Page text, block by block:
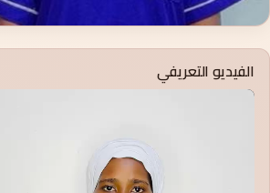
الفيديو التعريفي